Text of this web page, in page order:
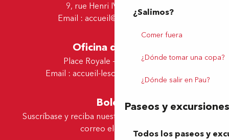
¿Salimos?
Comer fuera
¿Dónde tomar una copa?
¿Dónde salir en Pau?
Paseos y excursiones
Todos los paseos y
9, rue Henri IV - 64000 Pau
Email : accueil@tourismepau.fr
Oficina de Lescar
Place Royale - 64230 Lescar
Email : accueil-lescar@tourismepau.fr
Boletín
Suscríbase y reciba nuestras ofertas y noticias por
correo electrónico